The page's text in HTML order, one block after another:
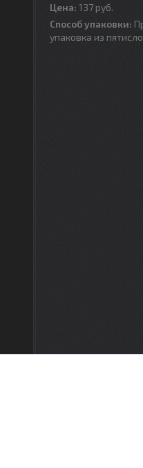
Цена: 137 руб.
Способ упаковки:
упаковка из